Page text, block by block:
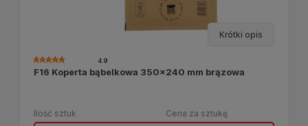
Krótki opis
F16 Koperta bąbelkowa 350x240 mm brązowa
4.9
Ilość sztuk Cena za sztukę